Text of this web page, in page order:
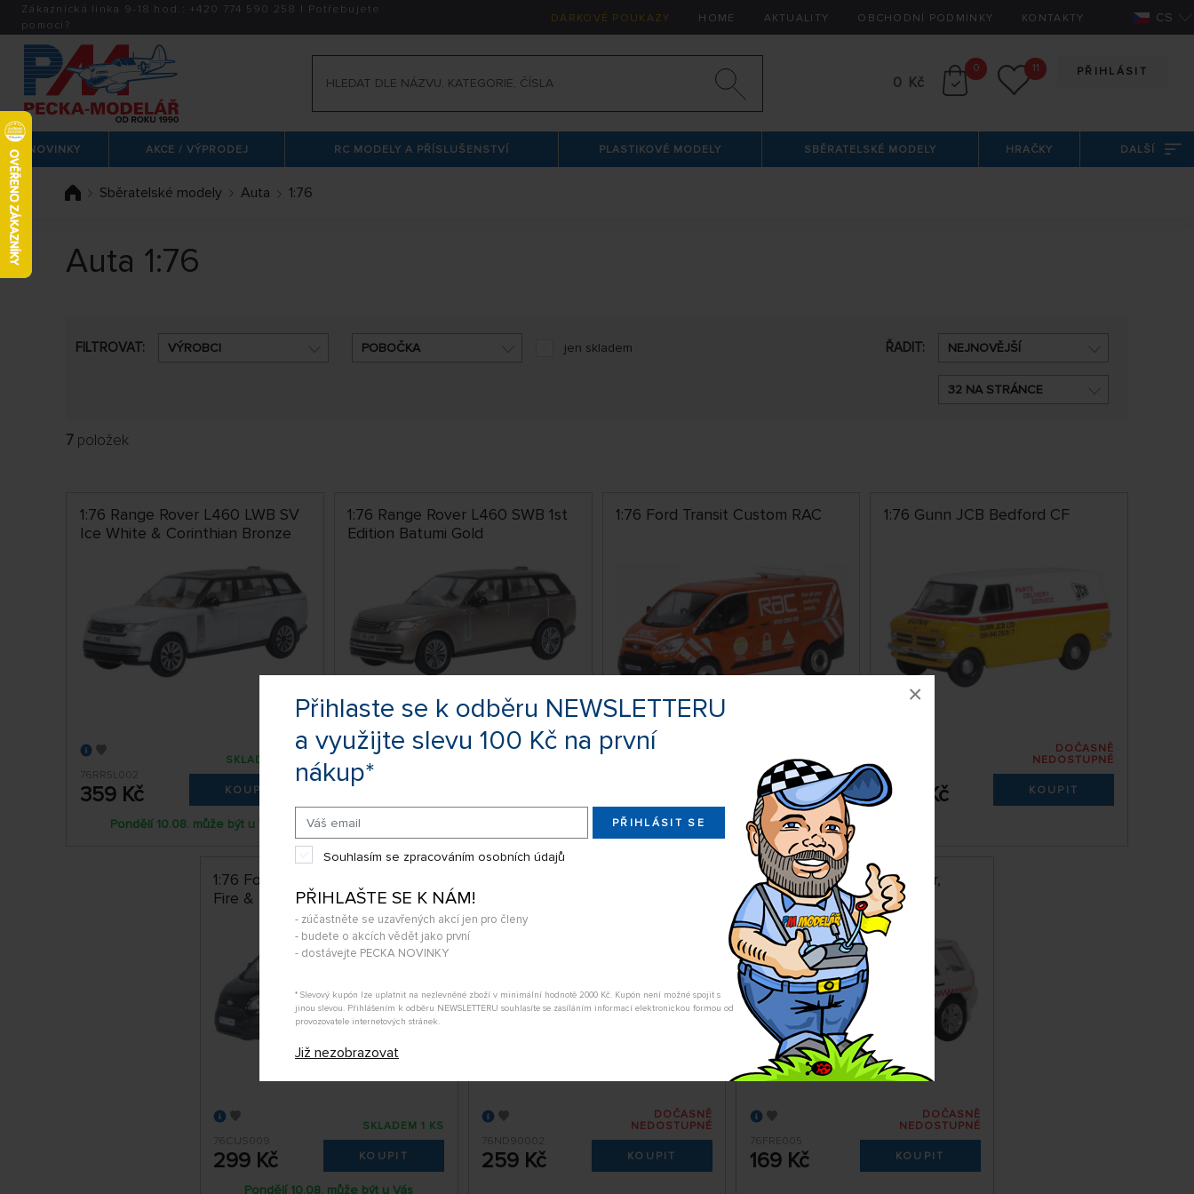
Přihlaste se k odběru NEWSLETTERU
a využijte slevu 100 Kč na první
nákup*
PŘIHLÁSIT SE
Souhlasím se zpracováním osobních údajů
PŘIHLAŠTE SE K NÁM!
- zúčastněte se uzavřených akcí jen pro členy
- budete o akcích vědět jako první
- dostávejte PECKA NOVINKY
* Slevový kupón lze uplatnit na nezlevněné zboží v minimální hodnotě 2000 Kč. Kupón není možné spojit s
jinou slevou. Přihlášením k odběru NEWSLETTERU souhlasíte se zasíláním informací elektronickou formou od
provozovatele internetových stránek.
Již nezobrazovat
×
Zákaznická linka 9-18 hod.: +420 774 590 258 | Potřebujete
pomoci?
DÁRKOVÉ POUKAZY HOME AKTUALITY OBCHODNÍ PODMÍNKY KONTAKTY CS
PŘIHLÁSIT
0 Kč
0 11
NOVINKY AKCE / VÝPRODEJ RC MODELY A PŘÍSLUŠENSTVÍ PLASTIKOVÉ MODELY SBĚRATELSKÉ MODELY HRAČKY DALŠÍ
Sběratelské modely Auta 1:76
Auta 1:76
FILTROVAT: VÝROBCI POBOČKA jen skladem ŘADIT: NEJNOVĚJŠÍ
32 NA STRÁNCE
7 položek
1:76 Range Rover L460 LWB SV
Ice White & Corinthian Bronze
76RR5L002
359 Kč
SKLADEM 2 KS
KOUPIT
Pondělí 10.08. může být u Vás
1:76 Range Rover L460 SWB 1st
Edition Batumi Gold
76RR5S001
359 Kč
1:76 Ford Transit Custom RAC
NEDOSTUPNÉ
KOUPIT
1:76 Gunn JCB Bedford CF
76CFV001
299 Kč
DOČASNĚ
NEDOSTUPNÉ
KOUPIT
1:76 Ford Transit Custom Essex
Fire & Rescue Service
76CUS009
299 Kč
SKLADEM 1 KS
KOUPIT
Pondělí 10.08. může být u Vás
76ND90002
259 Kč
DOČASNĚ
NEDOSTUPNÉ
KOUPIT
1:76 Land Rover Freelander,
London Underground
76FRE005
169 Kč
DOČASNĚ
NEDOSTUPNÉ
KOUPIT